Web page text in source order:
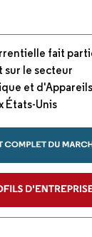
fait
le secteur
et d'Appareils
États-Unis